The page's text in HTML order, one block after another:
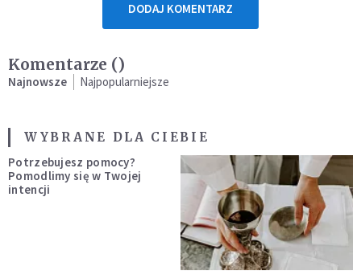
DODAJ KOMENTARZ
Komentarze ()
Najnowsze Najpopularniejsze
WYBRANE DLA CIEBIE
Potrzebujesz pomocy?
Pomodlimy się w Twojej
intencji